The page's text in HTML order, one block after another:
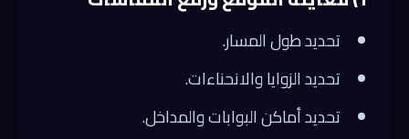
تحديد طول المسار.
تحديد الزوايا والانحناءات.
تحديد أماكن البوابات والمداخل.